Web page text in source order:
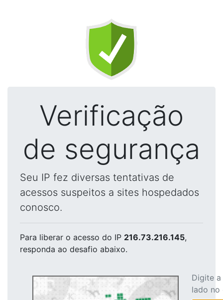
Verificação
de segurança
Seu IP fez diversas tentativas de
acessos suspeitos a sites hospedados
conosco.
Para liberar o acesso do IP 216.73.216.145,
responda ao desafio abaixo.
Digite
lado no